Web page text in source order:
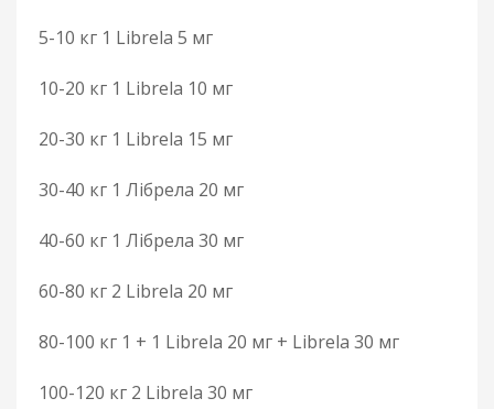
5-10 кг 1 Librela 5 мг
10-20 кг 1 Librela 10 мг
20-30 кг 1 Librela 15 мг
30-40 кг 1 Лібрела 20 мг
40-60 кг 1 Лібрела 30 мг
60-80 кг 2 Librela 20 мг
80-100 кг 1 + 1 Librela 20 мг + Librela 30 мг
100-120 кг 2 Librela 30 мг